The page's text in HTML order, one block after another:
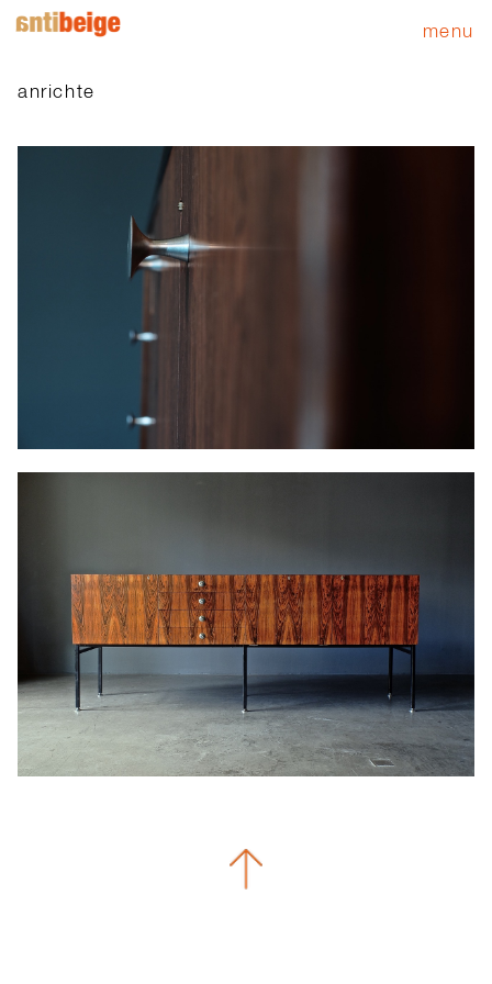
menu
anrichte